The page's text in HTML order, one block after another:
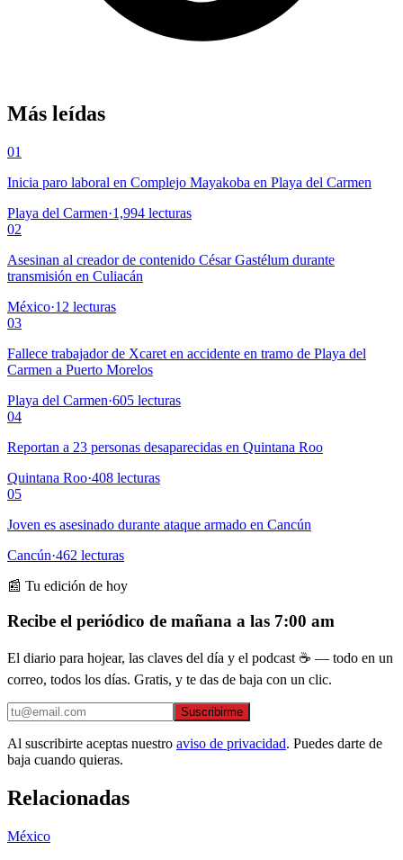
Más leídas
01
Inicia paro laboral en Complejo Mayakoba en Playa del Carmen
Playa del Carmen·1,994 lecturas
02
Asesinan al creador de contenido César Gastélum durante
transmisión en Culiacán
México·12 lecturas
03
Fallece trabajador de Xcaret en accidente en tramo de Playa del
Carmen a Puerto Morelos
Playa del Carmen·605 lecturas
04
Reportan a 23 personas desaparecidas en Quintana Roo
Quintana Roo·408 lecturas
05
Joven es asesinado durante ataque armado en Cancún
Cancún·462 lecturas
📰 Tu edición de hoy
Recibe el periódico de mañana a las 7:00 am
El diario para hojear, las claves del día y el podcast ☕ — todo en un
correo, todos los días. Gratis, y te das de baja con un clic.
Suscribirme
Al suscribirte aceptas nuestro aviso de privacidad. Puedes darte de
baja cuando quieras.
Relacionadas
México